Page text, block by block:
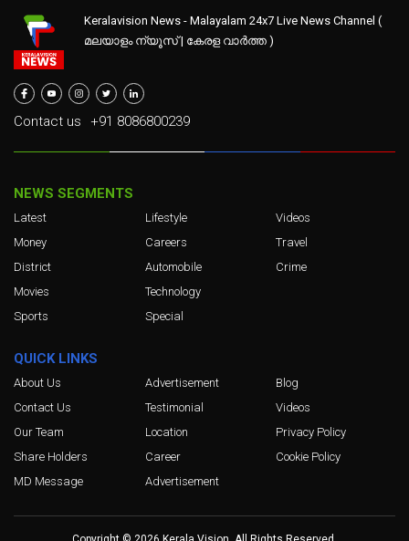
Keralavision News - Malayalam 24x7 Live News Channel (
മലയാളം ന്യൂസ് | കേരള വാർത്ത )
Contact us +91 8086800239
NEWS SEGMENTS
Latest
Money
District
Movies
Sports
Lifestyle
Careers
Automobile
Technology
Special
Videos
Travel
Crime
QUICK LINKS
About Us
Contact Us
Our Team
Share Holders
MD Message
Advertisement
Testimonial
Location
Career
Advertisement
Blog
Videos
Privacy Policy
Cookie Policy